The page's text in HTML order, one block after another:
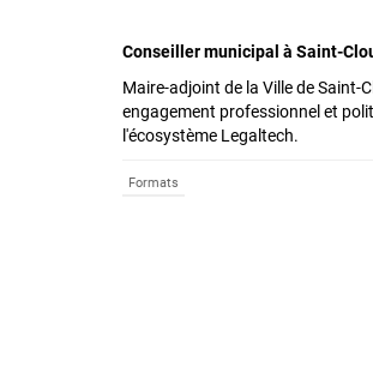
Conseiller municipal à Saint-
Maire-adjoint de la Ville de
engagement professionnel et
l'écosystème Legaltech.
Formats